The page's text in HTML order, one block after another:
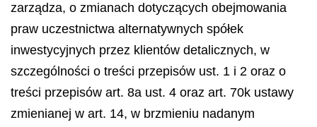
zarządza, o zmianach dotyczących obejmowania
praw uczestnictwa alternatywnych spółek
inwestycyjnych przez klientów detalicznych, w
szczególności o treści przepisów ust. 1 i 2 oraz o
treści przepisów art. 8a ust. 4 oraz art. 70k ustawy
zmienianej w art. 14, w brzmieniu nadanym